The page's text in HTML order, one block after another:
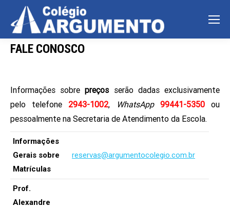
FALE CONOSCO
Informações sobrepreçosserão dadas exclusivamente
pelo telefone 2943-1002, WhatsApp 99441-5350ou
pessoalmente na Secretaria de Atendimento da Escola.
Informações
Gerais sobre
Matrículas
reservas@argumentocolegio.com.br
Prof.
Alexandre